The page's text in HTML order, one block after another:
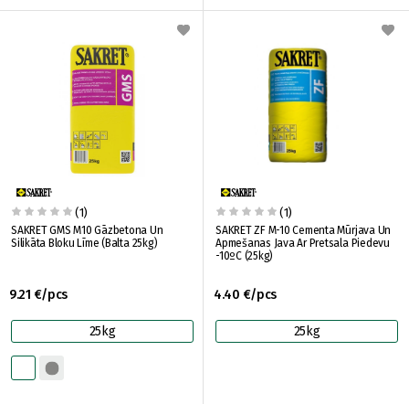
(1)
SAKRET GMS M10 Gāzbetona Un
Silikāta Bloku Līme (Balta 25kg)
9.21 €/pcs
25kg
(1)
SAKRET ZF M-10 Cementa Mūrjava Un
Apmešanas Java Ar Pretsala Piedevu
-10ºC (25kg)
4.40 €/pcs
25kg